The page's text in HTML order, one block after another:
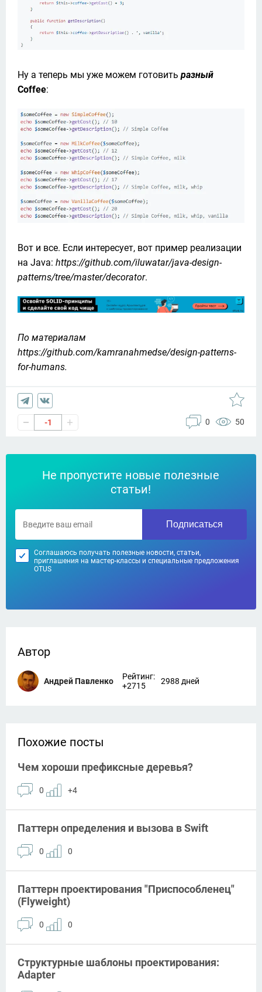
Ну а теперь мы уже можем готовить разный
Coffee:
Вот и все. Если интересует, вот пример реализации
на Java: https://github.com/iluwatar/java-design-
patterns/tree/master/decorator.
По материалам
https://github.com/kamranahmedse/design-patterns-
for-humans.
-1 0 50
Не пропустите новые полезные
статьи!
Подписаться
Соглашаюсь получать полезные новости, статьи,
приглашения на мастер-классы и специальные предложения
OTUS
Автор
Андрей Павленко
Рейтинг:
+2715
2988 дней
Похожие посты
Чем хороши префиксные деревья?
0 +4
Паттерн определения и вызова в Swift
0 0
Паттерн проектирования "Приспособленец"
(Flyweight)
0 0
Структурные шаблоны проектирования:
Adapter